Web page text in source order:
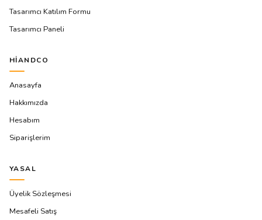
Tasarımcı Katılım Formu
Tasarımcı Paneli
HIANDCO
Anasayfa
Hakkımızda
Hesabım
Siparişlerim
YASAL
Üyelik Sözleşmesi
Mesafeli Satış